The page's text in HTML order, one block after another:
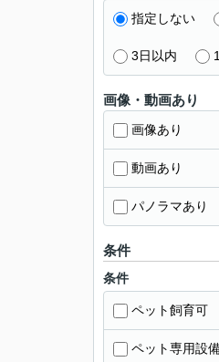
指定しない
3日以内
画像・動画あり
画像あり
動画あり
パノラマあり
条件
条件
ペット飼育可
ペット専用設